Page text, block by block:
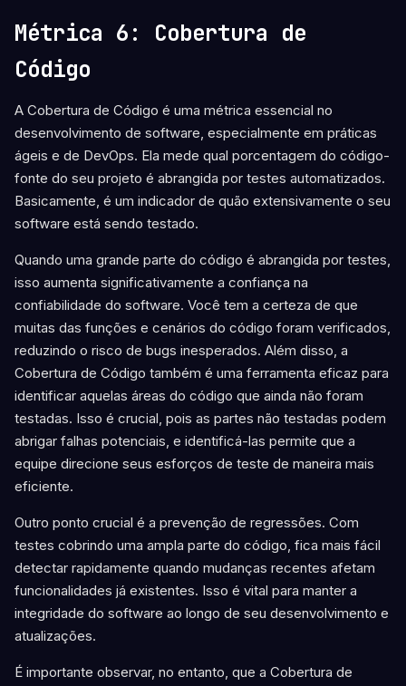
Métrica 6: Cobertura de
Código
A Cobertura de Código é uma métrica essencial no
desenvolvimento de software, especialmente em práticas
ágeis e de DevOps. Ela mede qual porcentagem do código-
fonte do seu projeto é abrangida por testes automatizados.
Basicamente, é um indicador de quão extensivamente o seu
software está sendo testado.
Quando uma grande parte do código é abrangida por testes,
isso aumenta significativamente a confiança na
confiabilidade do software. Você tem a certeza de que
muitas das funções e cenários do código foram verificados,
reduzindo o risco de bugs inesperados. Além disso, a
Cobertura de Código também é uma ferramenta eficaz para
identificar aquelas áreas do código que ainda não foram
testadas. Isso é crucial, pois as partes não testadas podem
abrigar falhas potenciais, e identificá-las permite que a
equipe direcione seus esforços de teste de maneira mais
eficiente.
Outro ponto crucial é a prevenção de regressões. Com
testes cobrindo uma ampla parte do código, fica mais fácil
detectar rapidamente quando mudanças recentes afetam
funcionalidades já existentes. Isso é vital para manter a
integridade do software ao longo de seu desenvolvimento e
atualizações.
É importante observar, no entanto, que a Cobertura de